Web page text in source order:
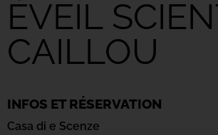
ÉVEIL
CAILLOU
INFOS ET RÉSERVATION
Casa di e Scenze